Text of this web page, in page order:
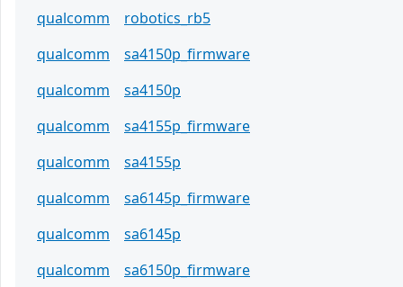
qualcomm
robotics_rb5
qualcomm
sa4150p_firmware
qualcomm
sa4150p
qualcomm
sa4155p_firmware
qualcomm
sa4155p
qualcomm
sa6145p_firmware
qualcomm
sa6145p
qualcomm
sa6150p_firmware